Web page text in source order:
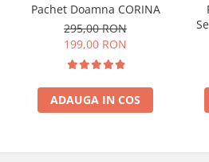
Pachet Doamna CORINA
295,00 RON
199,00 RON
ADAUGA IN COS